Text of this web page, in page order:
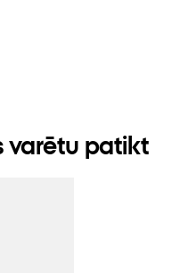
varētu patikt